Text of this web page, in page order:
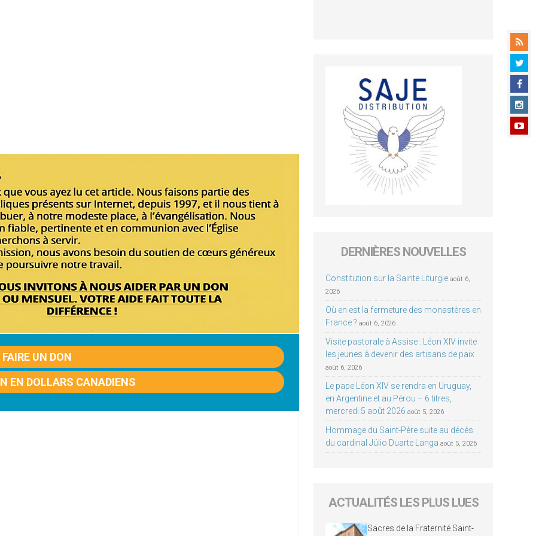
FAIRE UN DON
EN DOLLARS CANADIENS
DERNIÈRES NOUVELLES
Constitution sur la Sainte Liturgie août 6,
2026
Où en est la fermeture des monastères en
France ? août 6, 2026
Visite pastorale à Assise : Léon XIV invite
les jeunes à devenir des artisans de paix
août 6, 2026
Le pape Léon XIV se rendra en Uruguay,
en Argentine et au Pérou – 6 titres,
mercredi 5 août 2026 août 5, 2026
Hommage du Saint-Père suite au décès
du cardinal Júlio Duarte Langa août 5, 2026
ACTUALITÉS LES PLUS LUES
Sacres de la Fraternité Saint-